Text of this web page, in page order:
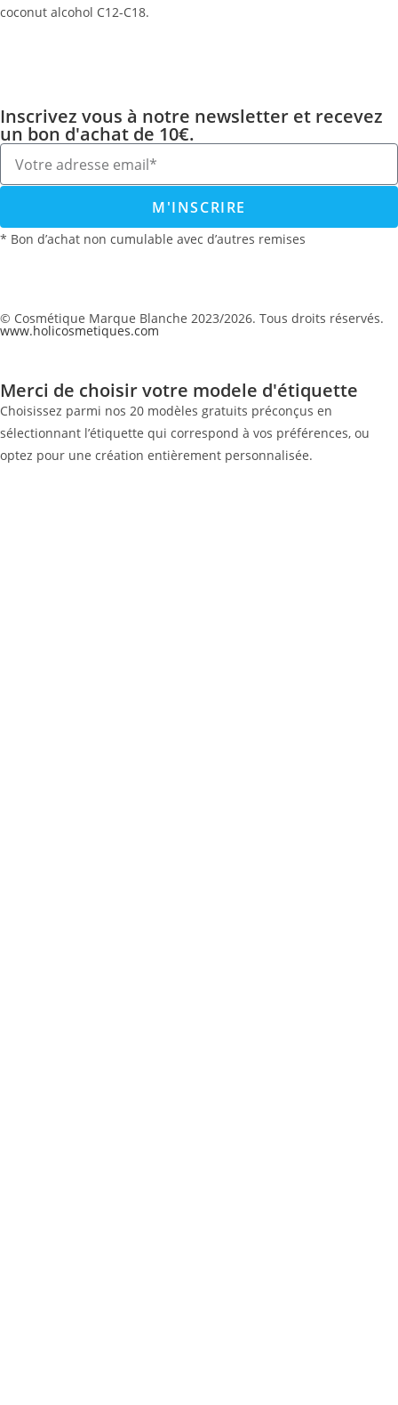
coconut alco­hol C12-C18.
Inscrivez vous à notre newsletter et recevez
un bon d'achat de 10€.
M'INSCRIRE
* Bon d’achat non cumulable avec d’autres remises
© Cosmétique Marque Blanche 2023/2026. Tous droits réservés.
www.holicosmetiques.com
Merci de choisir votre modele d'étiquette
Choisissez parmi nos 20 modèles gratuits préconçus en
sélectionnant l’étiquette qui correspond à vos préférences, ou
optez pour une création entièrement personnalisée.